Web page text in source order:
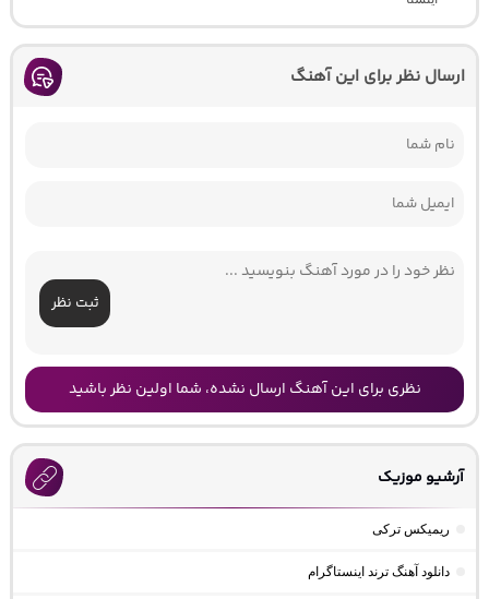
ارسال نظر برای این آهنگ
ثبت نظر
نظری برای این آهنگ ارسال نشده، شما اولین نظر باشید
آرشیو موزیک
ریمیکس ترکی
دانلود آهنگ ترند اینستاگرام